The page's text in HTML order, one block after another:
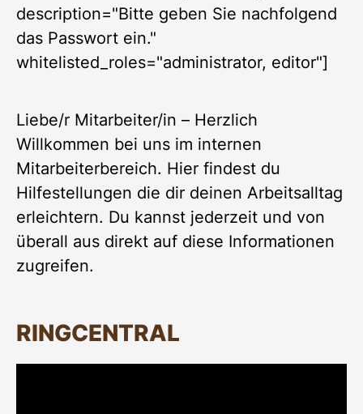
description="Bitte geben Sie nachfolgend
das Passwort ein."
whitelisted_roles="administrator, editor"]
Liebe/r Mitarbeiter/in – Herzlich
Willkommen bei uns im internen
Mitarbeiterbereich. Hier findest du
Hilfestellungen die dir deinen Arbeitsalltag
erleichtern. Du kannst jederzeit und von
überall aus direkt auf diese Informationen
zugreifen.
RINGCENTRAL